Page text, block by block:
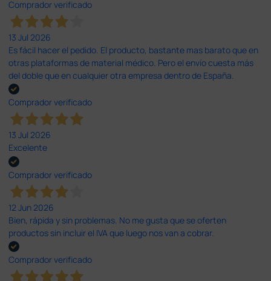
Comprador verificado
13 Jul 2026
Es fácil hacer el pedido. El producto, bastante mas barato que en
otras plataformas de material médico. Pero el envío cuesta más
del doble que en cualquier otra empresa dentro de España.
Comprador verificado
13 Jul 2026
Excelente
Comprador verificado
12 Jun 2026
Bien, rápida y sin problemas. No me gusta que se oferten
productos sin incluir el IVA que luego nos van a cobrar.
Comprador verificado